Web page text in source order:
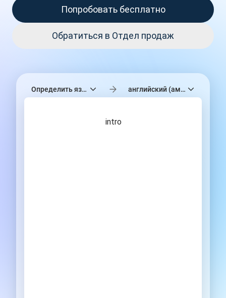
Попробовать бесплатно
Обратиться в Отдел продаж
Определить язык английский (американский)
intro